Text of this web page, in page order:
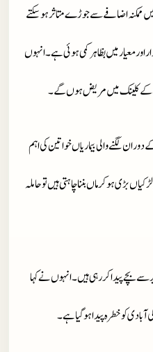
ممکنہ اضافے سے جوڑے متاثر ہو سکتے
اور معیار میں بظاہر کمی ہوئی ہے۔انہوں
کے کلینک میں مریض ہوں گے۔
دوران لگنے والی بیماریاں خواتین کی اہم
بڑی ہو کر ماں بننا چاہتی ہیں تو حاملہ
سے بچے پیدا کر رہی ہیں۔ انہوں نے کہا
کو خطرہ پیدا ہو گیا ہے۔